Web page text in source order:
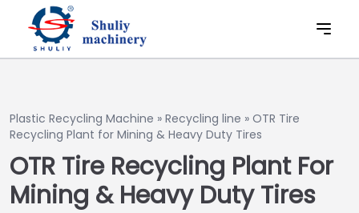
Plastic Recycling Machine » Recycling line » OTR Tire
Recycling Plant for Mining & Heavy Duty Tires
OTR Tire Recycling Plant For
Mining & Heavy Duty Tires